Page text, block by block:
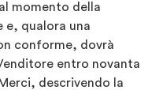
momento della
e, qualora una
conforme, dovrà
entro novanta
descrivendo la